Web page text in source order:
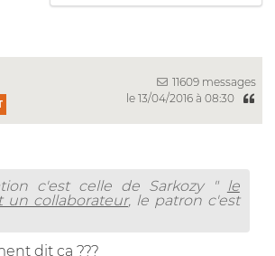
11609 messages
le 13/04/2016 à 08:30
c'est celle de Sarkozy " le
un collaborateur, le patron c'est
dit ça ???